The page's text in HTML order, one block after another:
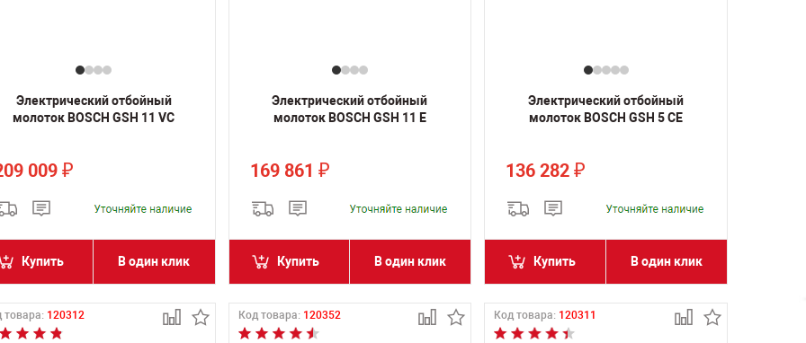
Электрический отбойный
молоток BOSCH GSH 11 VC
009 ₽
Купить В один клик
Электрический отбойный
молоток BOSCH GSH 11 E
169 861 ₽
Купить В один клик
Электрический отбойный
молоток BOSCH GSH 5 CE
136 282₽
Купить В один клик
товара: 120312 Код товара: 120352 Код товара: 120311